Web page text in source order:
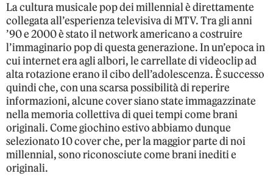
La cultura musicale pop dei millennial è direttamente
collegata all’esperienza televisiva di MTV. Tra gli anni
’90 e 2000 è stato il network americano a costruire
l’immaginario pop di questa generazione. In un’epoca in
cui internet era agli albori, le carrellate di videoclip ad
alta rotazione erano il cibo dell’adolescenza. È successo
quindi che, con una scarsa possibilità di reperire
informazioni, alcune cover siano state immagazzinate
nella memoria collettiva di quei tempi come brani
originali. Come giochino estivo abbiamo dunque
selezionato 10 cover che, per la maggior parte di noi
millennial, sono riconosciute come brani inediti e
originali.